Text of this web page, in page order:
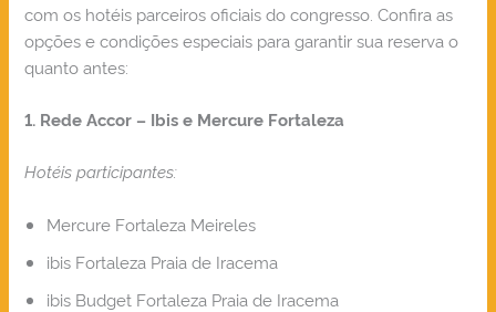
com os hotéis parceiros oficiais do congresso. Confira as
opções e condições especiais para garantir sua reserva o
quanto antes:
1. Rede Accor – Ibis e Mercure Fortaleza
Hotéis participantes:
Mercure Fortaleza Meireles
ibis Fortaleza Praia de Iracema
ibis Budget Fortaleza Praia de Iracema